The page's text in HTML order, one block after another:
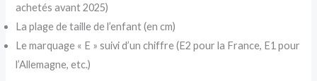
achetés avant 2025)
La plage de taille de l’enfant (en cm)
Le marquage « E » suivi d’un chiffre (E2 pour la France, E1 pour
l’Allemagne, etc.)